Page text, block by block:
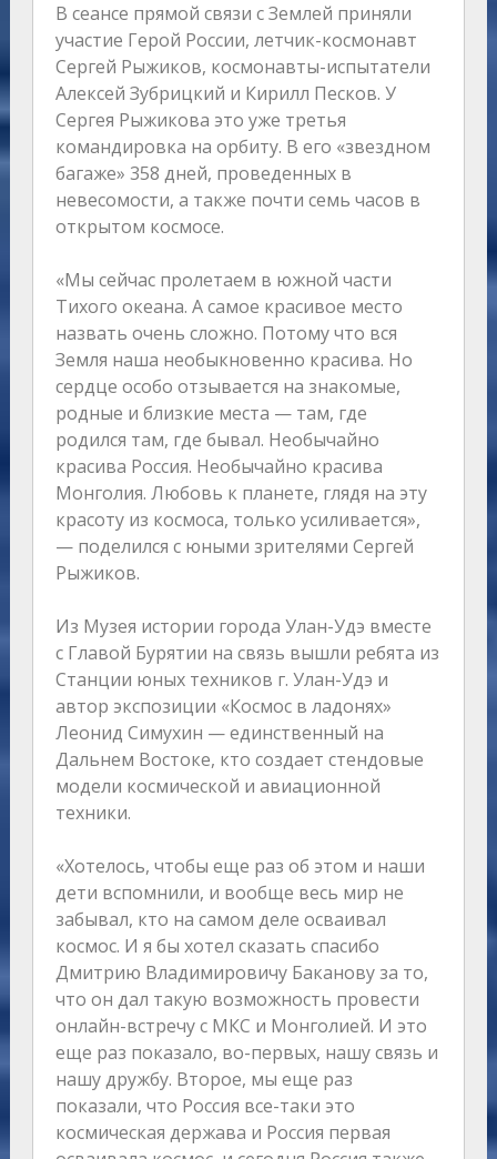
В сеансе прямой связи с Землей приняли
участие Герой России, летчик-космонавт
Сергей Рыжиков, космонавты-испытатели
Алексей Зубрицкий и Кирилл Песков. У
Сергея Рыжикова это уже третья
командировка на орбиту. В его «звездном
багаже» 358 дней, проведенных в
невесомости, а также почти семь часов в
открытом космосе.
«Мы сейчас пролетаем в южной части
Тихого океана. А самое красивое место
назвать очень сложно. Потому что вся
Земля наша необыкновенно красива. Но
сердце особо отзывается на знакомые,
родные и близкие места — там, где
родился там, где бывал. Необычайно
красива Россия. Необычайно красива
Монголия. Любовь к планете, глядя на эту
красоту из космоса, только усиливается»,
— поделился с юными зрителями Сергей
Рыжиков.
Из Музея истории города Улан-Удэ вместе
с Главой Бурятии на связь вышли ребята из
Станции юных техников г. Улан-Удэ и
автор экспозиции «Космос в ладонях»
Леонид Симухин — eдинcтвeнный нa
Дaльнeм Bocтoкe, кто создает cтeндoвыe
мoдeли кocмичecкoй и aвиaциoннoй
тexники.
«Хотелось, чтобы еще раз об этом и наши
дети вспомнили, и вообще весь мир не
забывал, кто на самом деле осваивал
космос. И я бы хотел сказать спасибо
Дмитрию Владимировичу Баканову за то,
что он дал такую возможность провести
онлайн-встречу с МКС и Монголией. И это
еще раз показало, во-первых, нашу связь и
нашу дружбу. Второе, мы еще раз
показали, что Россия все-таки это
космическая держава и Россия первая